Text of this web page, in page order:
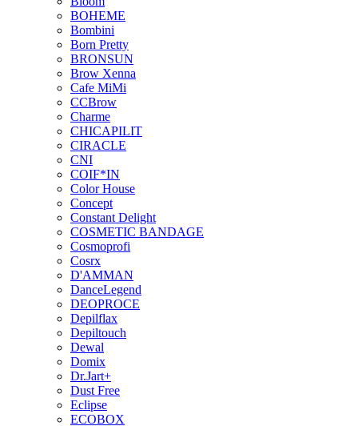
BOHEME
Bombini
Born Pretty
BRONSUN
Brow Xenna
Cafe MiMi
CCBrow
Charme
CHICAPILIT
CIRACLE
CNI
COIF*IN
Color House
Concept
Constant Delight
COSMETIC BANDAGE
Cosmoprofi
Cosrx
D'AMMAN
DanceLegend
DEOPROCE
Depilflax
Depiltouch
Dewal
Domix
Dr.Jart+
Dust Free
Eclipse
ECOBOX